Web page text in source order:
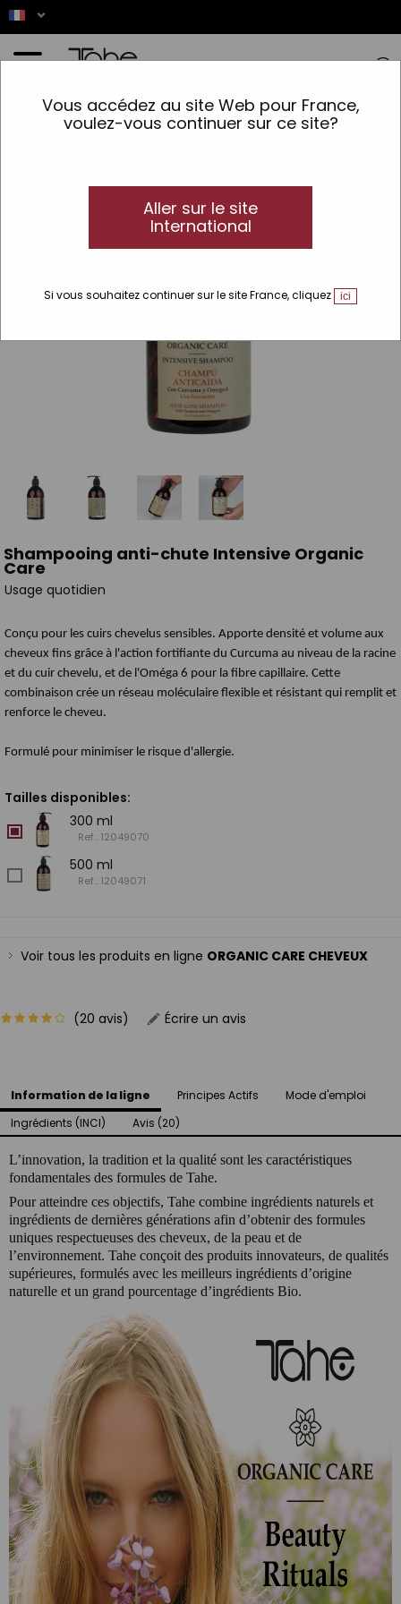
Vous accédez au site Web pour France,
voulez-vous continuer sur ce site?
Aller sur le site
International
Si vous souhaitez continuer sur le site France, cliquez ici
>Cheveux >Type de produit > Shampooing >Sans sulfate > Shampooing
anti-chute Intensive Organic Care
Shampooing anti-chute Intensive Organic
Care
Usage quotidien
Conçu pour les cuirs chevelus sensibles. Apporte densité et volume aux
cheveux fins grâce à l'action fortifiante du Curcuma au niveau de la racine
et du cuir chevelu, et de l'Oméga 6 pour la fibre capillaire. Cette
combinaison crée un réseau moléculaire flexible et résistant qui remplit et
renforce le cheveu.
Formulé pour minimiser le risque d'allergie.
Tailles disponibles:
300 ml
Ref.: 12049070
500 ml
Ref.: 12049071
Voir tous les produits en ligne ORGANIC CARE CHEVEUX
(20 avis) Écrire un avis
Information de la ligne Principes Actifs
Mode d'emploi
Ingrédients (INCI)
Avis (20)
L’innovation, la tradition et la qualité sont les caractéristiques
fondamentales des formules de Tahe.
Pour atteindre ces objectifs, Tahe combine ingrédients naturels et
ingrédients de dernières générations afin d’obtenir des formules
uniques respectueuses des cheveux, de la peau et de
l’environnement. Tahe conçoit des produits innovateurs, de qualités
supérieures, formulés avec les meilleurs ingrédients d’origine
naturelle et un grand pourcentage d’ingrédients Bio.